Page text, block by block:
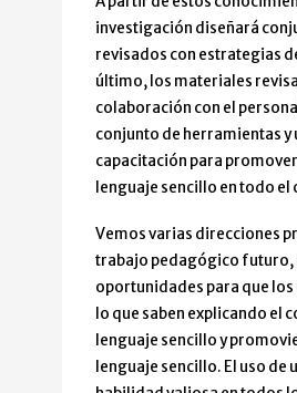
investigación diseñará
revisados con estrategias
último, los materiales
colaboración con el
conjunto de herramientas y
capacitación para
lenguaje sencillo en todo el
Vemos varias direcciones
trabajo pedagógico futuro,
oportunidades para que
lo que saben explicando el
lenguaje sencillo y
lenguaje sencillo. El uso de